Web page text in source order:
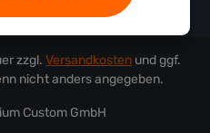
Custom GmbH
zzgl. Versandkosten und ggf.
nicht anders angegeben.